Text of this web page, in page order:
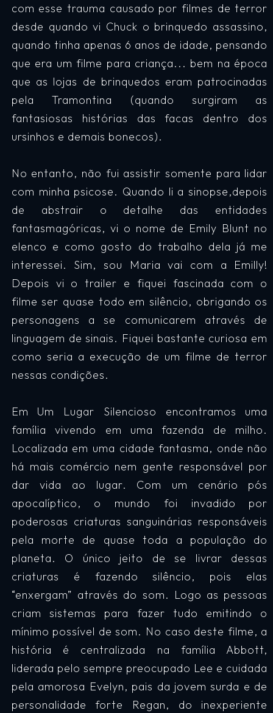
com esse trauma causado por filmes de terror
desde quando vi Chuck o brinquedo assassino,
quando tinha apenas 6 anos de idade, pensando
que era um filme para criança... bem na época
que as lojas de brinquedos eram patrocinadas
pela Tramontina (quando surgiram as
fantasiosas histórias das facas dentro dos
ursinhos e demais bonecos).
No entanto, não fui assistir somente para lidar
com minha psicose. Quando li a sinopse,depois
de abstrair o detalhe das entidades
fantasmagóricas, vi o nome de Emily Blunt no
elenco e como gosto do trabalho dela já me
interessei. Sim, sou Maria vai com a Emilly!
Depois vi o trailer e fiquei fascinada com o
filme ser quase todo em silêncio, obrigando os
personagens a se comunicarem através de
linguagem de sinais. Fiquei bastante curiosa em
como seria a execução de um filme de terror
nessas condições.
Em Um Lugar Silencioso encontramos uma
família vivendo em uma fazenda de milho.
Localizada em uma cidade fantasma, onde não
há mais comércio nem gente responsável por
dar vida ao lugar. Com um cenário pós
apocalíptico, o mundo foi invadido por
poderosas criaturas sanguinárias responsáveis
pela morte de quase toda a população do
planeta. O único jeito de se livrar dessas
criaturas é fazendo silêncio, pois elas
“enxergam” através do som. Logo as pessoas
criam sistemas para fazer tudo emitindo o
mínimo possível de som. No caso deste filme, a
história é centralizada na família Abbott,
liderada pelo sempre preocupado Lee e cuidada
pela amorosa Evelyn, pais da jovem surda e de
personalidade forte Regan, do inexperiente